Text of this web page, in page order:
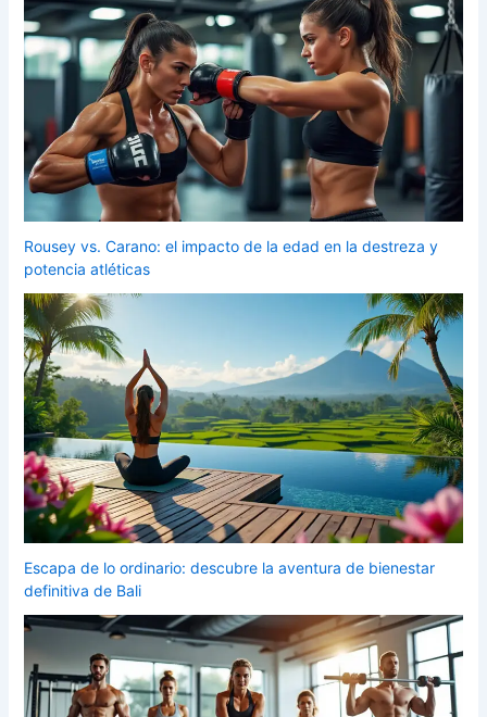
Rousey vs. Carano: el impacto de la edad en la destreza y
potencia atléticas
Escapa de lo ordinario: descubre la aventura de bienestar
definitiva de Bali